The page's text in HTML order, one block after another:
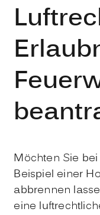
Möchten Sie
Beispiel einer
abbrennen
eine